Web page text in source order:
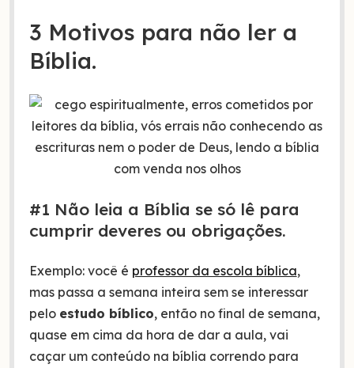
3 Motivos para não ler a
Bíblia.
#1 Não leia a Bíblia se só lê para
cumprir deveres ou obrigações.
Exemplo: você é professor da escola bíblica,
mas passa a semana inteira sem se interessar
pelo estudo bíblico, então no final de semana,
quase em cima da hora de dar a aula, vai
caçar um conteúdo na bíblia correndo para